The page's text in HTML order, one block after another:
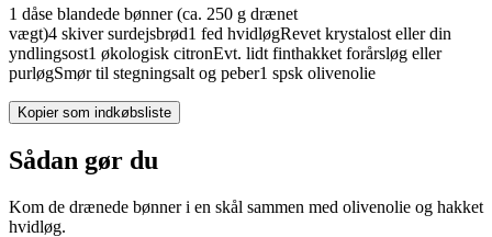
1 dåse blandede bønner (ca. 250 g drænet
vægt)4 skiver surdejsbrød1 fed hvidløgRevet krystalost eller din
yndlingsost1 økologisk citronEvt. lidt finthakket forårsløg eller
purløgSmør til stegningsalt og peber1 spsk olivenolie
Kopier som indkøbsliste
Sådan gør du
Kom de drænede bønner i en skål sammen med olivenolie og hakket
hvidløg.